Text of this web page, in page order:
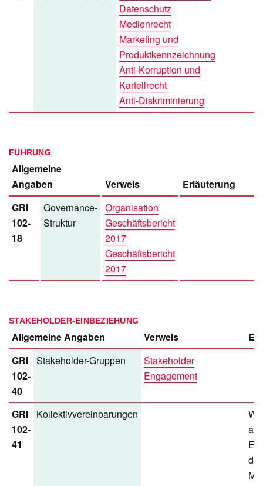
Datenschutz
Medienrecht
Marketing und
Produktkennzeichnung
Anti-Korruption und
Kartellrecht
Anti-Diskriminierung
FÜHRUNG
Allgemeine
Angaben
Verweis
Erläuterung
GRI
102-
18
Governance-
Struktur
Organisation
Geschäftsbericht
2017
Geschäftsbericht
2017
STAKEHOLDER-EINBEZIEHUNG
Allgemeine Angaben Verweis
GRI
102-
40
Stakeholder-Gruppen
Stakeholder
Engagement
GRI
102-
41
Kollektivvereinbarungen